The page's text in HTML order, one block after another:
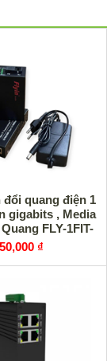
đổi quang điện 1
gigabits , Media
FLY-1FIT-
A 25km
₫